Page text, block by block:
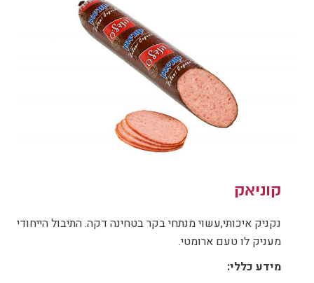
קוניאק
נקניק איכותי,עשוי מנתחי בקר בטחינה דקה. התיבול הייחודי
מעניק לו טעם ארומטי.
מידע כללי: